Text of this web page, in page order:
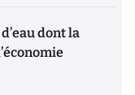
dont la